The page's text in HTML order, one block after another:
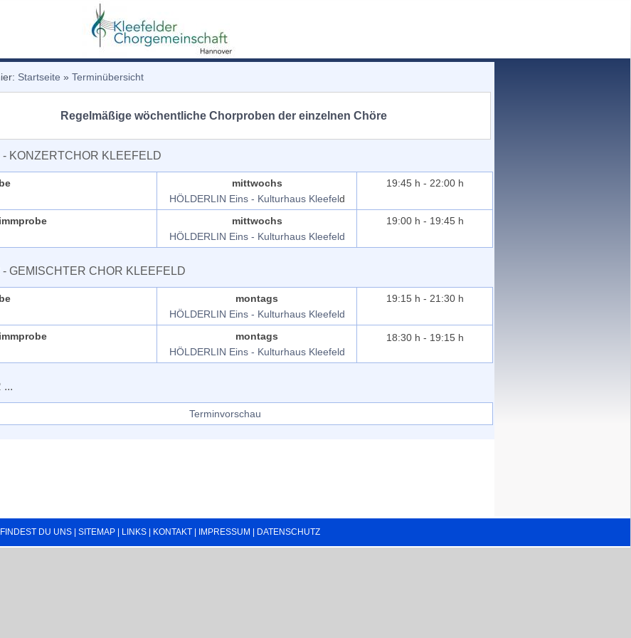
Startseite » Terminübersicht
Regelmäßige wöchentliche Chorproben der einzelnen Chöre
- KONZERTCHOR KLEEFELD
mittwochs
HÖLDERLIN Eins - Kulturhaus Kleefeld
19:45 h - 22:00 h
mittwochs
HÖLDERLIN Eins - Kulturhaus Kleefeld
19:00 h - 19:45 h
- GEMISCHTER CHOR KLEEFELD
montags
HÖLDERLIN Eins - Kulturhaus Kleefeld
19:15 h - 21:30 h
montags
HÖLDERLIN Eins - Kulturhaus Kleefeld
18:30 h - 19:15 h
...
Terminvorschau
DU UNS SITEMAP LINKS KONTAKT IMPRESSUM DATENSCHUTZ